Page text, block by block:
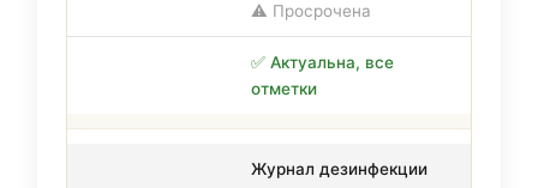
⚠️ Просрочена
✅ Актуальна, все
отметки
Журнал дезинфекции